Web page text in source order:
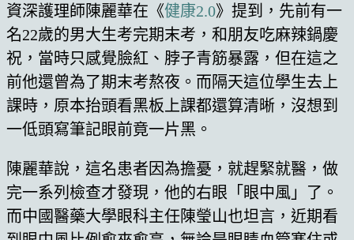
資深護理師陳麗華在《健康2.0》提到，先前有一
名22歲的男大生考完期末考，和朋友吃麻辣鍋慶
祝，當時只感覺臉紅、脖子青筋暴露，但在這之
前他還曾為了期末考熬夜。而隔天這位學生去上
課時，原本抬頭看黑板上課都還算清晰，沒想到
一低頭寫筆記眼前竟一片黑。
陳麗華說，這名患者因為擔憂，就趕緊就醫，做
完一系列檢查才發現，他的右眼「眼中風」了。
而中國醫藥大學眼科主任陳瑩山也坦言，近期看